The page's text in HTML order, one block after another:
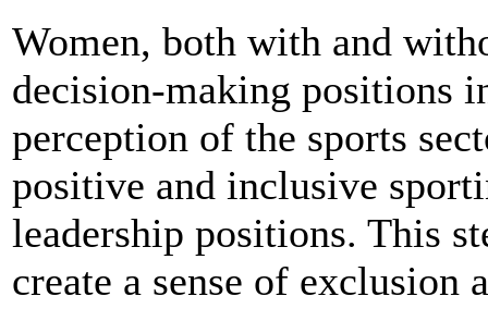
Women, both with and
decision-making positions
perception of the sports
positive and inclusive
leadership positions. This
create a sense of exclusion